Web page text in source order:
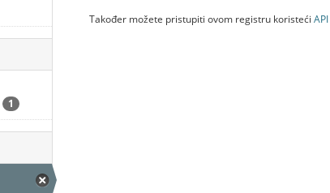
1
Također možete pristupiti ovom registru koristeći API